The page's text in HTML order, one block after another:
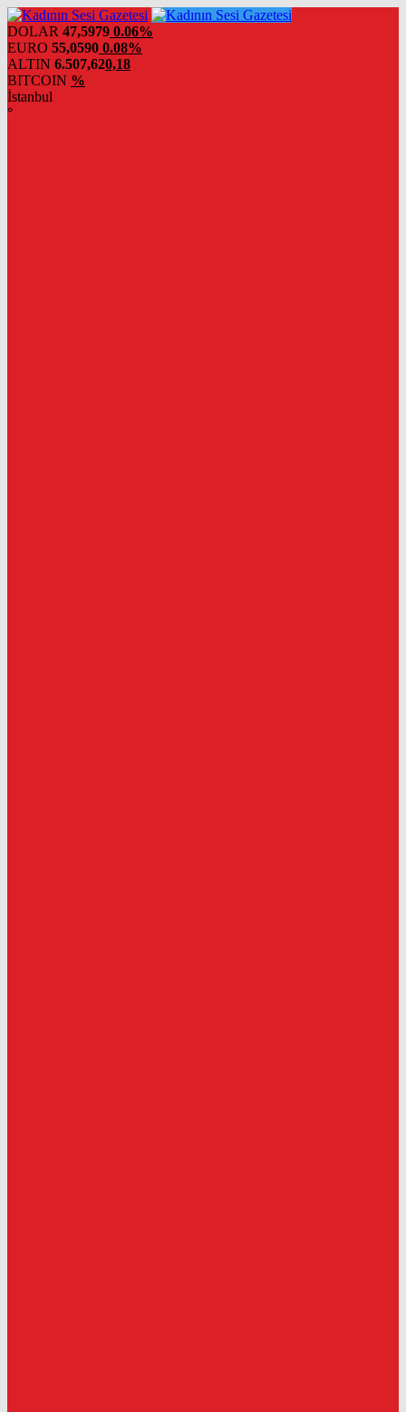
DOLAR 47,5979 0.06%
EURO 55,0590 0.08%
ALTIN 6.507,620,18
BITCOIN %
İstanbul
°